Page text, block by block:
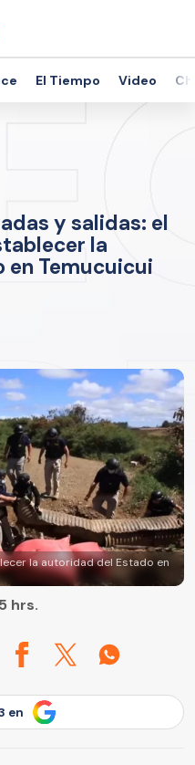
El Tiempo Video
y salidas: el
la
en Temucuicui
la autoridad del Estado en
hrs.
en